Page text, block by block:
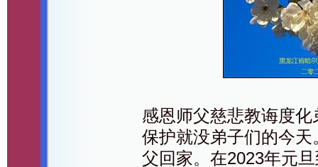
感恩师父慈悲教诲度
保护就没弟子们的今
父回家。在2023年元